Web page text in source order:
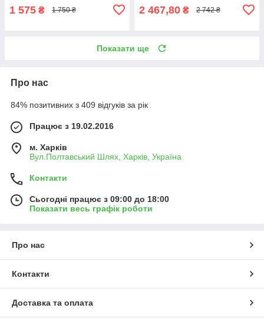
1 575 ₴ 1 750 ₴ 2 467,80 ₴ 2 742 ₴
Показати ще
Про нас
84% позитивних з 409 відгуків за рік
Працює з 19.02.2016
м. Харків
Вул.Полтавський Шлях, Харків, Україна
Контакти
Сьогодні працює з 09:00 до 18:00
Показати весь графік роботи
Про нас
Контакти
Доставка та оплата